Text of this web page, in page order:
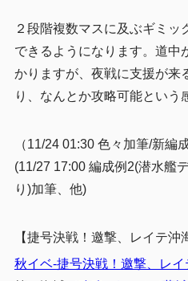
２段階複数マスに及ぶギミッ
できるようになります。道中
かりますが、夜戦に支援が来
り、なんとか攻略可能という
（11/24 01:30 色々加筆/新編
(11/27 17:00 編成例2(潜水艦
り)加筆、他)
【捷号決戦！邀撃、レイテ沖
秋イベ-捷号決戦！邀撃、レ
2.5.1 １ゲージ目
２ゲージ目
2.5.3 その他のやり方
編成例３（潜水削り）
5 支援
7 まとめ